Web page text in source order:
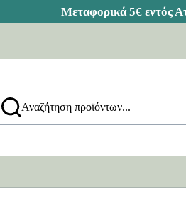
Αναζήτηση προϊόντων...